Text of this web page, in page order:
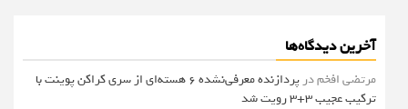
آخرین دیدگاه‌ها
مرتضی افخمدر
پردازنده معرفی‌نشده 6 هسته‌ای از سری کراکن پوینت با
ترکیب عجیب 3+3 رویت شد